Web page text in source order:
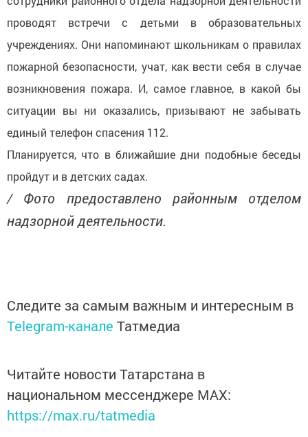
проводят встречи с детьми в образовательных
учреждениях. Они напоминают школьникам о правилах
пожарной безопасности, учат, как вести себя в случае
возникновения пожара. И, самое главное, в какой бы
ситуации вы ни оказались, призывают не забывать
единый телефон спасения 112.
Планируется, что в ближайшие дни подобные беседы
пройдут и в детских садах.
/ Фото предоставлено районным отделом
надзорной деятельности.
Следите за самым важным и интересным в
Telegram-канале Татмедиа
Читайте новости Татарстана в
национальном мессенджере MАХ:
https://max.ru/tatmedia